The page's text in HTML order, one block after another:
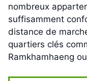
nombreux
suffisamment
distance de
quartiers clés
Ramkhamhaeng